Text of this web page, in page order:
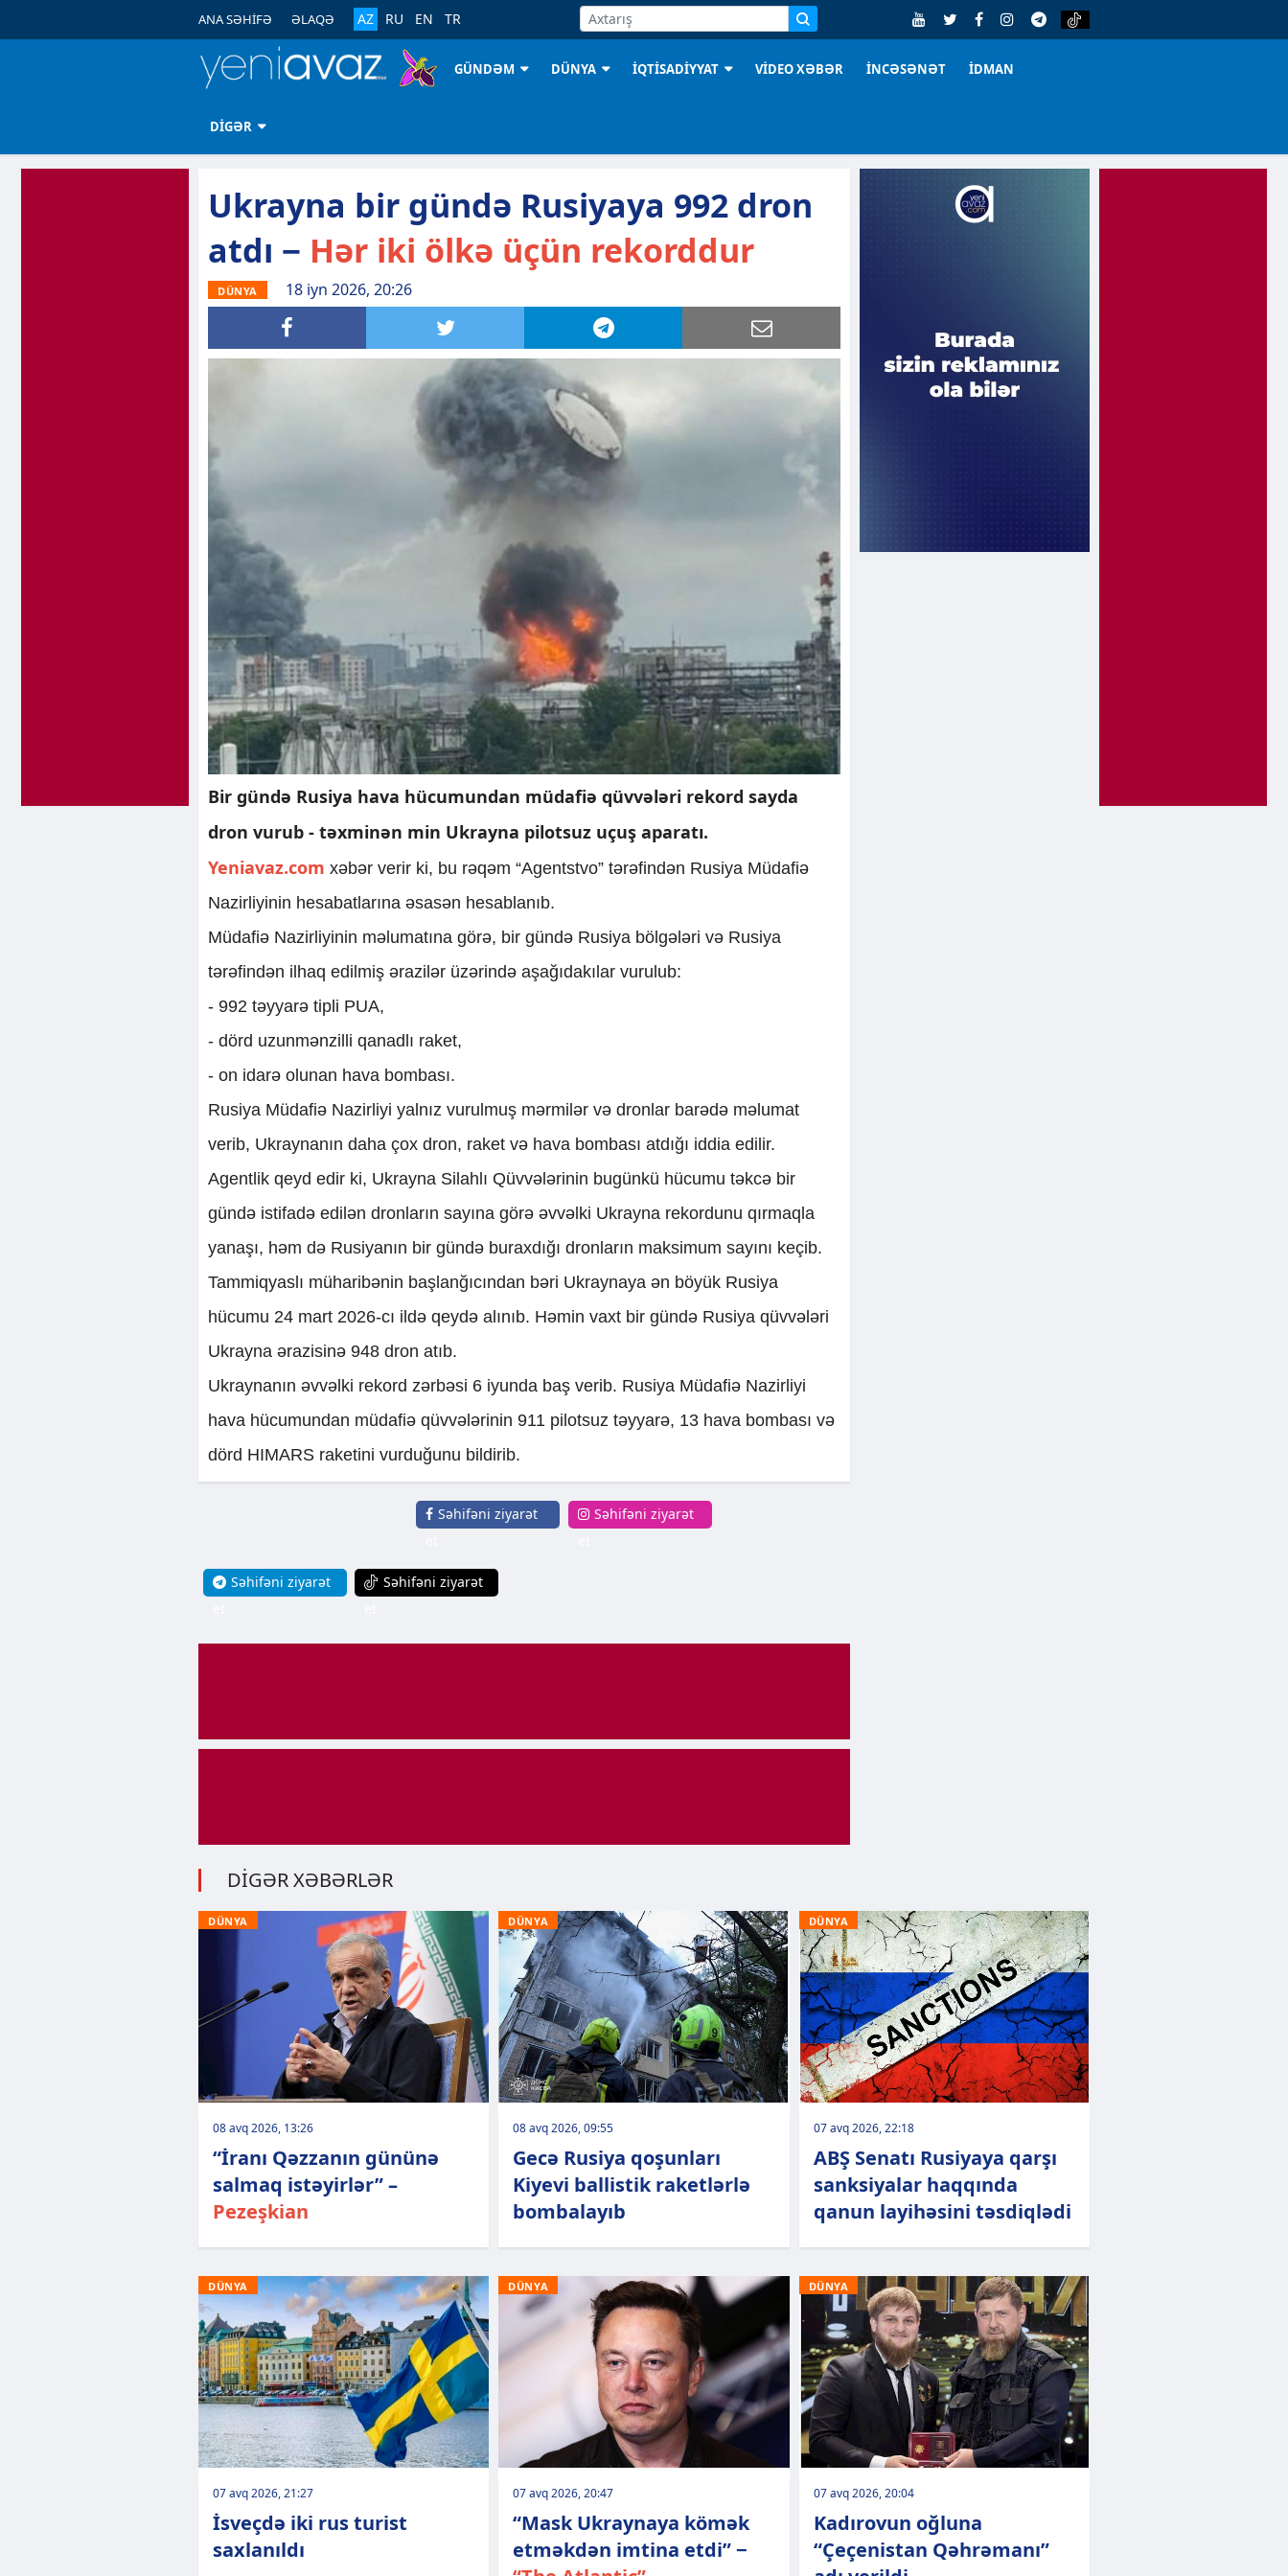
ANA SƏHİFƏ ƏLAQƏ AZ RU EN TR
GÜNDƏM DÜNYA İQTİSADİYYAT VİDEO XƏBƏR İNCƏSƏNƏT İDMAN
DİGƏR
Ukrayna bir gündə Rusiyaya 992 dron
atdı − Hər iki ölkə üçün rekorddur
DÜNYA 18 iyn 2026, 20:26
Bir gündə Rusiya hava hücumundan müdafiə qüvvələri rekord sayda
dron vurub - təxminən min Ukrayna pilotsuz uçuş aparatı.
Yeniavaz.com xəbər verir ki, bu rəqəm “Agentstvo” tərəfindən Rusiya Müdafiə
Nazirliyinin hesabatlarına əsasən hesablanıb.
Müdafiə Nazirliyinin məlumatına görə, bir gündə Rusiya bölgələri və Rusiya
tərəfindən ilhaq edilmiş ərazilər üzərində aşağıdakılar vurulub:
- 992 təyyarə tipli PUA,
- dörd uzunmənzilli qanadlı raket,
- on idarə olunan hava bombası.
Rusiya Müdafiə Nazirliyi yalnız vurulmuş mərmilər və dronlar barədə məlumat
verib, Ukraynanın daha çox dron, raket və hava bombası atdığı iddia edilir.
Agentlik qeyd edir ki, Ukrayna Silahlı Qüvvələrinin bugünkü hücumu təkcə bir
gündə istifadə edilən dronların sayına görə əvvəlki Ukrayna rekordunu qırmaqla
yanaşı, həm də Rusiyanın bir gündə buraxdığı dronların maksimum sayını keçib.
Tammiqyaslı müharibənin başlanğıcından bəri Ukraynaya ən böyük Rusiya
hücumu 24 mart 2026-cı ildə qeydə alınıb. Həmin vaxt bir gündə Rusiya qüvvələri
Ukrayna ərazisinə 948 dron atıb.
Ukraynanın əvvəlki rekord zərbəsi 6 iyunda baş verib. Rusiya Müdafiə Nazirliyi
hava hücumundan müdafiə qüvvələrinin 911 pilotsuz təyyarə, 13 hava bombası və
dörd HIMARS raketini vurduğunu bildirib.
Səhifəni ziyarət
Səhifəni ziyarət
Səhifəni ziyarət
Səhifəni ziyarət
DİGƏR XƏBƏRLƏR
DÜNYA
08 avq 2026, 13:26
“İranı Qəzzanın gününə
salmaq istəyirlər” –
Pezeşkian
DÜNYA
08 avq 2026, 09:55
Gecə Rusiya qoşunları
Kiyevi ballistik raketlərlə
bombalayıb
DÜNYA
07 avq 2026, 22:18
ABŞ Senatı Rusiyaya qarşı
sanksiyalar haqqında
qanun layihəsini təsdiqlədi
DÜNYA
07 avq 2026, 21:27
İsveçdə iki rus turist
saxlanıldı
DÜNYA
07 avq 2026, 20:47
“Mask Ukraynaya kömək
etməkdən imtina etdi” −
DÜNYA
07 avq 2026, 20:04
Kadırovun oğluna
“Çeçenistan Qəhrəmanı”